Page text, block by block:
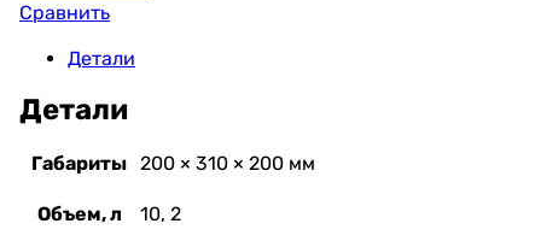
Сравнить
Детали
Детали
Габариты 200 × 310 × 200 мм
Объем, л 10, 2